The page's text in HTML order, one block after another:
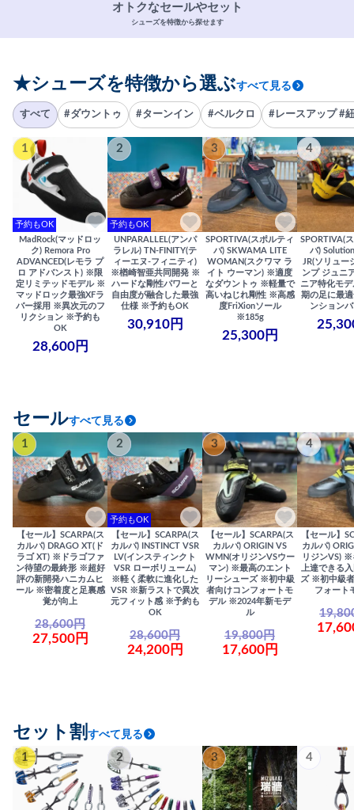
オトクなセールやセット
シューズを特徴から探せます
★シューズを特徴から選ぶすべて見る
すべて #ダウントゥ #ターンイン #ベルクロ #レースアップ #
1
予約もOK
MadRock(マッドロッ
ク) Remora Pro
ADVANCED(レモラ プ
ロ アドバンスト) ※限
定リミテッドモデル ※
マッドロック最強XFラ
バー採用 ※異次元のフ
リクション ※予約も
OK
28,600円
2
予約もOK
UNPARALLEL(アンパ
ラレル) TN-FINITY(テ
ィーエヌ-フィニティ)
※楢崎智亜共同開発 ※
ハードな剛性パワーと
自由度が融合した最強
仕様 ※予約もOK
30,910円
3
SPORTIVA(スポルティ
バ) SKWAMA LITE
WOMAN(スクワマ ラ
イト ウーマン) ※適度
なダウントゥ ※軽量で
高いねじれ剛性 ※高感
度FriXionソール
※185g
25,300円
4
SPORTIVA(
バ)
JR(ソリュー
ンプ ジュニ
ニア特化モ
期の足に最
ンション
セールすべて見る
1
【セール】SCARPA(ス
カルパ) DRAGO XT(ド
ラゴ XT) ※ドラゴファ
ン待望の最終形 ※超好
評の新開発ハニカムヒ
ール ※密着度と足裏感
覚が向上
28,600円
27,500円
2
予約もOK
【セール】SCARPA(ス
カルパ) INSTINCT VSR
LV(インスティンクト
VSR ローボリューム)
※軽く柔軟に進化した
VSR ※新ラストで異次
元フィット感 ※予約も
OK
28,600円
24,200円
3
【セール】SCARPA(ス
カルパ) ORIGIN VS
WMN(オリジンVSウー
マン) ※最高のエント
リーシューズ ※初中級
者向けコンフォートモ
デル ※2024年新モデ
ル
19,800円
17,600円
4
【セール】
カルパ)
リジンVS) ※
上達できる
ズ ※初中級
フォート
セット割 すべて見る
1 2 3 4